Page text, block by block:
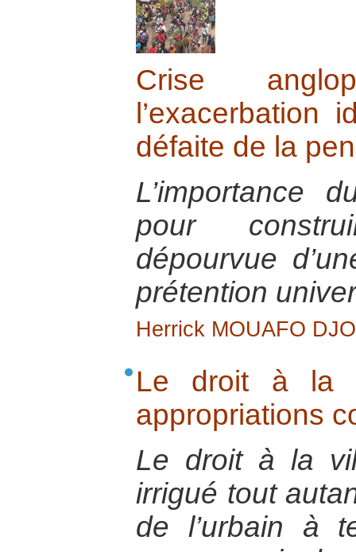
Crise
l’exacerbation
défaite de la
L’importance
pour
dépourvue
prétention
Herrick MOUAFO
Le droit à la
appropriations
Le droit à la
irrigué tout
de l’urbain à